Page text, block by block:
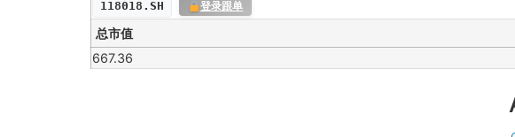
118018.SH 登录跟单
总市值
667.36